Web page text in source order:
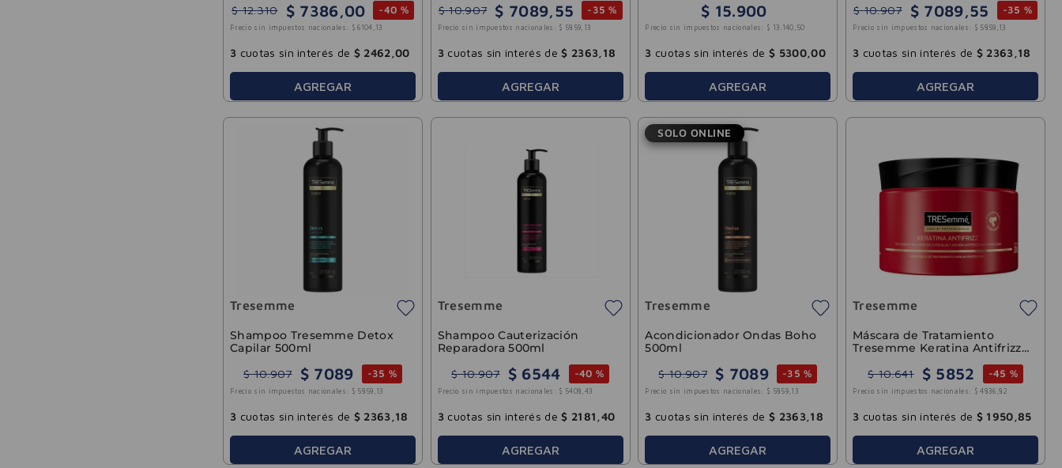
$ 12.310 $ 7386,00 -40 %
Precio sin impuestos nacionales: $ 6104 , 13
3 cuotas sin interés de $ 2462,00
AGREGAR
$ 10.907 $ 7089,55 - 35 %
Precio sin impuestos nacionales: $ 5859, 13
3 cuotas sin interés de $ 2363,18
AGREGAR
$ 15.900
Precio sin impuestos nacionales: $ 13 . 140 , 50
3 cuotas sin interés de $ 5300 ,00
AGREGAR
$ 10.907 $ 7089,55 -35 %
Precio sin impuestos nacionales: $ 5859 , 13
3 cuotas sin interés de $ 2363,18
AGREGAR
Tresemme
Shampoo Tresemme Detox
Capilar 500ml
$ 10.907 $ 7089 -35 %
Precio sin impuestos nacionales: $ 5859 13
3 cuotas sin interés de $ 2363 18
AGREGAR
Tresemme
Shampoo Cauterización
Reparadora 500ml
$ 10.907 $ 6544 -40 %
Precio sin impuestos nacionales: $ 5408 43
3 cuotas sin interés de $ 2181 40
AGREGAR
SOLO ONLINE
Tresemme
Acondicionador Ondas Boho
500ml
$ 10.907 $ 7089 -35 %
Precio sin impuestos nacionales: $ 5859, 13
3 cuotas sin interés de $ 2363 18
AGREGAR
Tresemme
Máscara de Tratamiento
Tresemme Keratina Antifrizz
$ 10.641 $ 5852 -45 %
Precio sin impuestos nacionales: $ 4836 82
3 cuotas sin interés de $ 1950 ,85
AGREGAR